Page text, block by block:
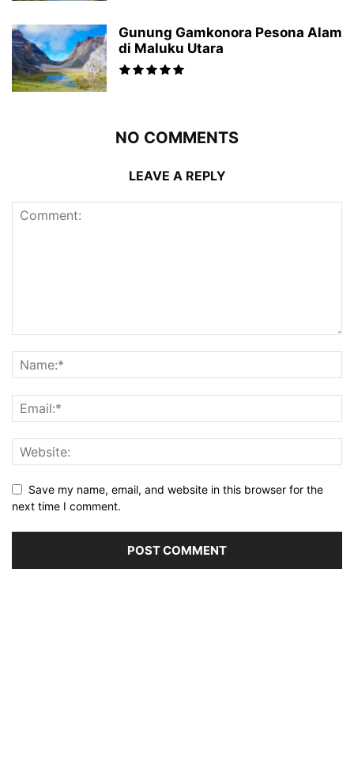
Gunung Gamkonora Pesona Alam
di Maluku Utara
NO COMMENTS
LEAVE A REPLY
Save my name, email, and website in this browser for the
next time I comment.